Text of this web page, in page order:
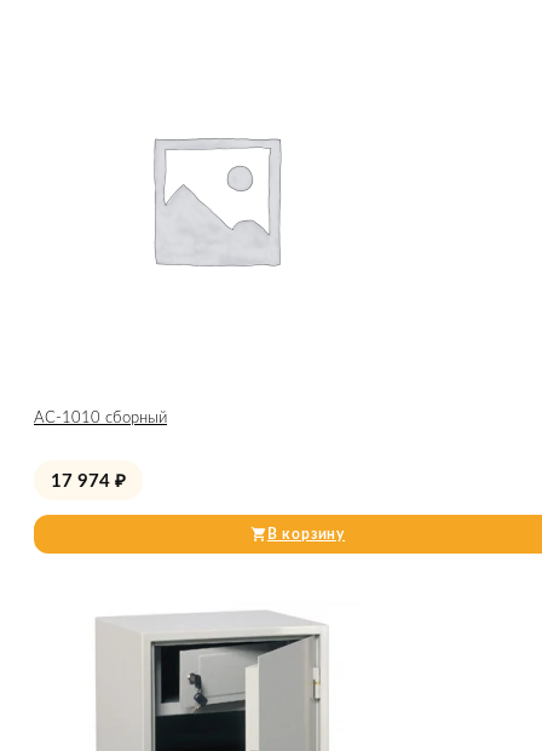
АС-1010 сборный
17 974 ₽
В корзину